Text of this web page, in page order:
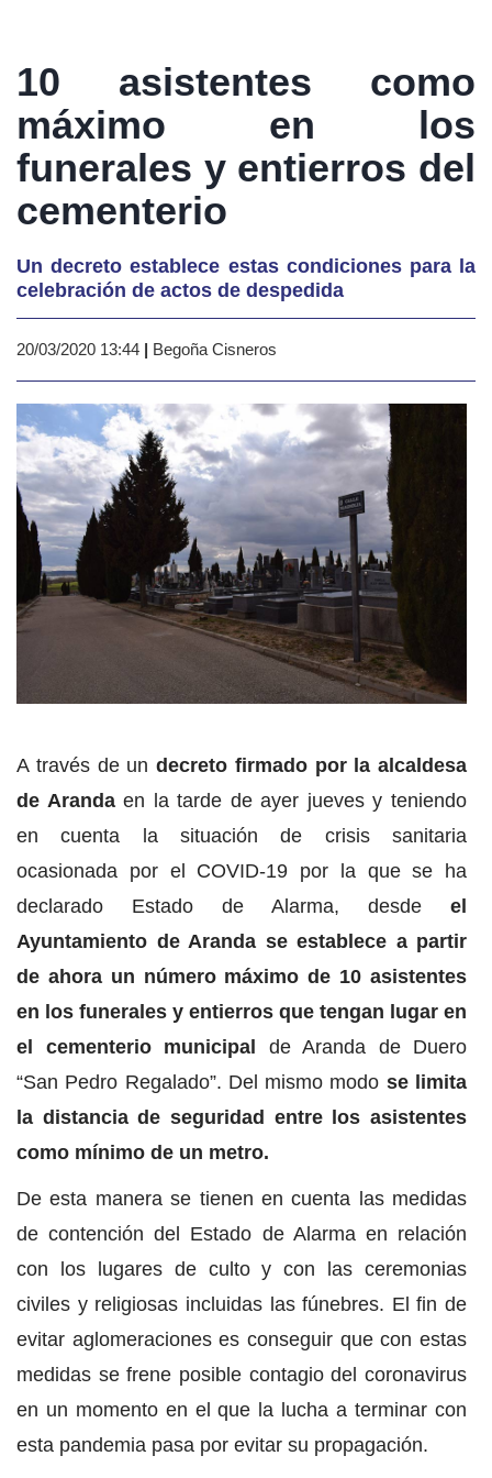
10 asistentes como
máximo en los
funerales y entierros del
cementerio
Un decreto establece estas condiciones para la
celebración de actos de despedida
20/03/2020 13:44 | Begoña Cisneros
A través de un decreto firmado por la alcaldesa
de Arandaen la tarde de ayer jueves y teniendo
en cuenta la situación de crisis sanitaria
ocasionada por el COVID-19 por la que se ha
declarado Estado de Alarma, desde el
Ayuntamiento de Aranda se establece a partir
de ahora un número máximo de 10 asistentes
en los funerales y entierros que tengan lugar en
el cementerio municipal de Aranda de Duero
“San Pedro Regalado”. Del mismo modo se limita
la distancia de seguridad entre los asistentes
como mínimo de un metro.
De esta manera se tienen en cuenta las medidas
de contención del Estado de Alarma en relación
con los lugares de culto y con las ceremonias
civiles y religiosas incluidas las fúnebres. El fin de
evitar aglomeraciones es conseguir que con estas
medidas se frene posible contagio del coronavirus
en un momento en el que la lucha a terminar con
esta pandemia pasa por evitar su propagación.